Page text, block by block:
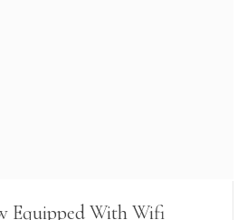
Equipped With Wifi